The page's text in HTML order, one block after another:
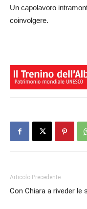
Un capolavoro
coinvolgere.
Articolo Precedente
Con Chiara a riveder le